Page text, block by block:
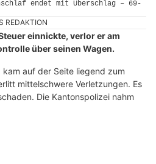
REDAKTION
einnickte, verlor er am
über seinen Wagen.
auf der Seite liegend zum
mittelschwere Verletzungen. Es
Die Kantonspolizei nahm